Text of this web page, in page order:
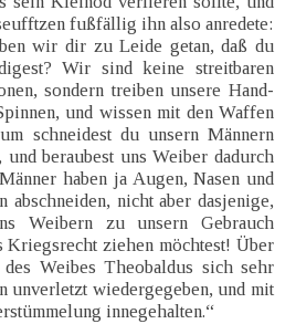
fußfällig ihn also anredete:
wir dir zu Leide getan, daß du
Wir sind keine streitbaren
sondern treiben unsere Hand-
und wissen mit den Waffen
schneidest du unsern Männern
beraubest uns Weiber dadurch
haben ja Augen, Nasen und
abschneiden, nicht aber dasjenige,
Weibern zu unsern Gebrauch
Kriegsrecht ziehen möchtest! Über
Weibes Theobaldus sich sehr
unverletzt wiedergegeben, und mit
innegehalten.“